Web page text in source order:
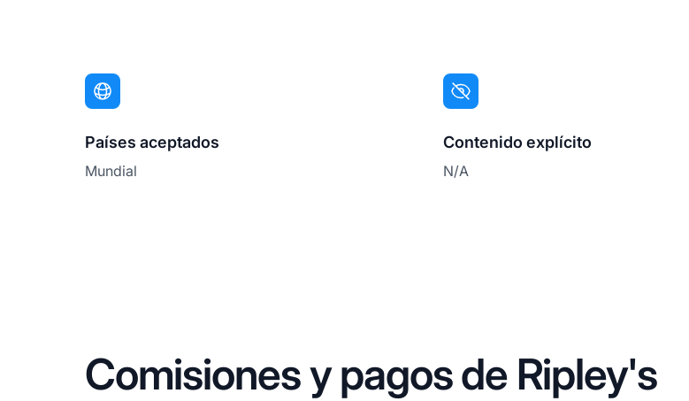
Países aceptados
Mundial
Contenido explícito
N/A
Comisiones y pagos de Ripley's